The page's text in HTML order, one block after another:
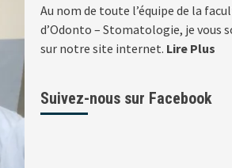
Au nom de toute l’équipe de la
d’Odonto – Stomatologie, je vous
sur notre site internet. Lire Plus
Suivez-nous sur Facebook